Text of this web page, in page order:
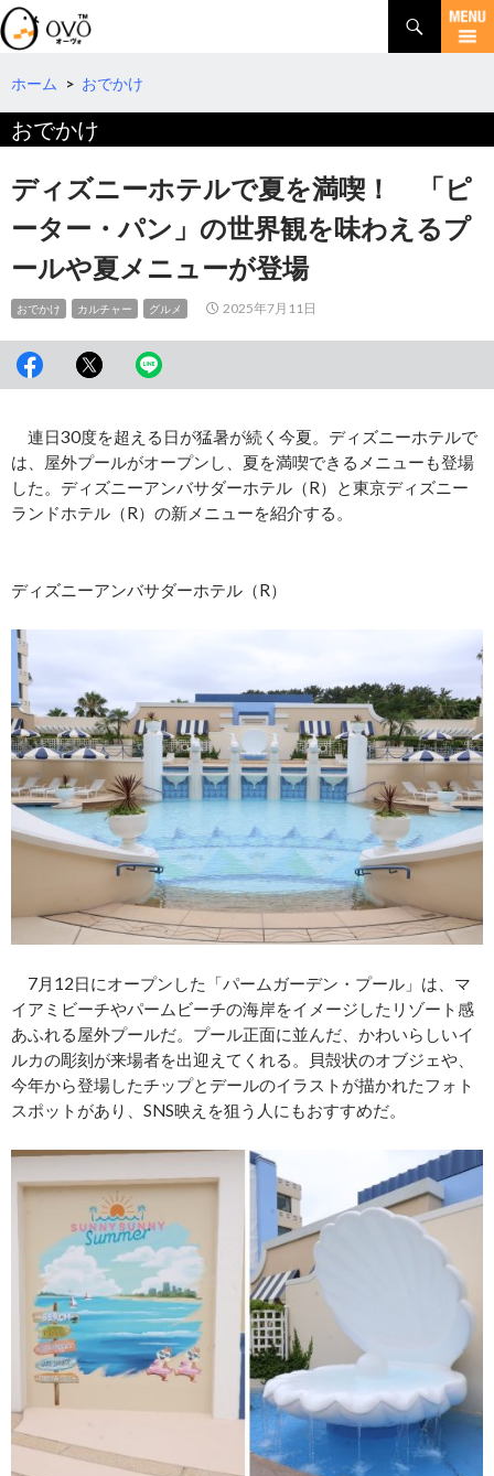
検
索
コ
テ
ツ
へ
ホーム > おでかけ
おでかけ
ディズニーホテルで夏を満喫！ 「ピ
ーター・パン」の世界観を味わえるプ
ールや夏メニューが登場
おでかけ カルチャー グルメ 2025年7月11日
連日30度を超える日が猛暑が続く今夏。ディズニーホテルで
は、屋外プールがオープンし、夏を満喫できるメニューも登場
した。ディズニーアンバサダーホテル（R）と東京ディズニー
ランドホテル（R）の新メニューを紹介する。
ディズニーアンバサダーホテル（R）
7月12日にオープンした「パームガーデン・プール」は、マ
イアミビーチやパームビーチの海岸をイメージしたリゾート感
あふれる屋外プールだ。プール正面に並んだ、かわいらしいイ
ルカの彫刻が来場者を出迎えてくれる。貝殻状のオブジェや、
今年から登場したチップとデールのイラストが描かれたフォト
スポットがあり、SNS映えを狙う人にもおすすめだ。